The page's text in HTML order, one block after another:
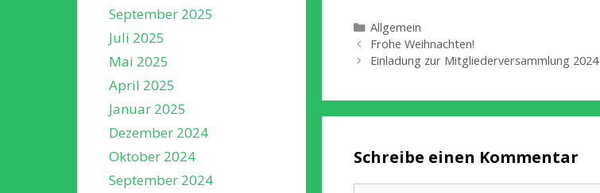
Kategorien
Allgemein
Frohe Weihnachten!
Einladung zur Mitgliederversammlung 2024
Schreibe einen Kommentar
September 2025
Juli 2025
Mai 2025
April 2025
Januar 2025
Dezember 2024
Oktober 2024
September 2024